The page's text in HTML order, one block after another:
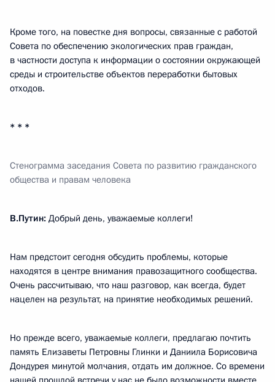
Кроме того, на повестке дня вопросы, связанные с работой
Совета по обеспечению экологических прав граждан,
в частности доступа к информации о состоянии окружающей
среды и строительстве объектов переработки бытовых
отходов.
* * *
Стенограмма заседания Совета по развитию гражданского
общества и правам человека
В.Путин: Добрый день, уважаемые коллеги!
Нам предстоит сегодня обсудить проблемы, которые
находятся в центре внимания правозащитного сообщества.
Очень рассчитываю, что наш разговор, как всегда, будет
нацелен на результат, на принятие необходимых решений.
Но прежде всего, уважаемые коллеги, предлагаю почтить
память Елизаветы Петровны Глинки и Даниила Борисовича
Дондурея минутой молчания, отдать им должное. Со времени